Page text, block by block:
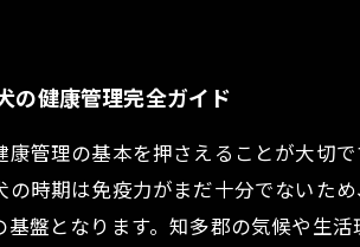
の健康管理完全ガイド
管理の基本を押さえることが大切
時期は免疫力がまだ十分でないた
盤となります。知多郡の気候や生